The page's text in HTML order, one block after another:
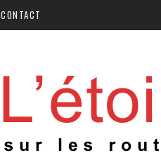
CONTACT